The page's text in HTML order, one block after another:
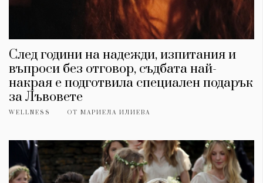
След години на надежди, изпитания и
въпроси без отговор, съдбата най-
накрая е подготвила специален подарък
за Лъвовете
WELLNESS ОТ МАРИЕЛА ИЛИЕВА